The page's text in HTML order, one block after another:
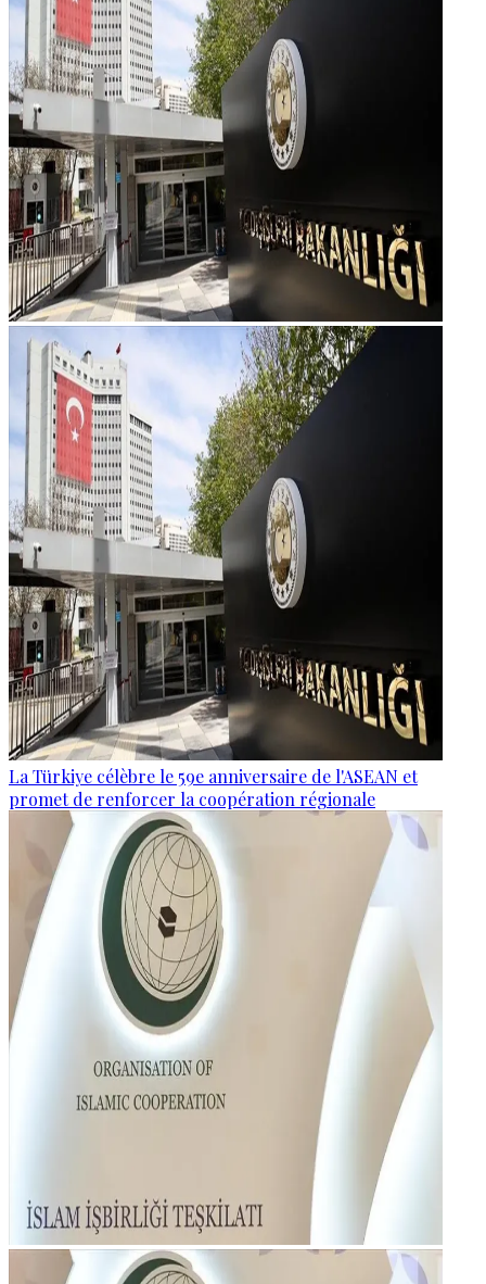
La Türkiye célèbre le 59e anniversaire de l'ASEAN et
promet de renforcer la coopération régionale